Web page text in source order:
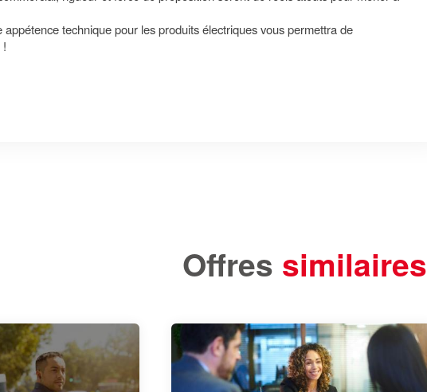
appétence technique pour les produits électriques vous permettra de
Offres similaires